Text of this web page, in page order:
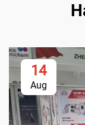
14
Aug